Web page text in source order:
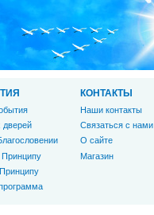
дверей
КОНТАКТЫ
Наши контакты
Связаться с нами
О сайте
Магазин